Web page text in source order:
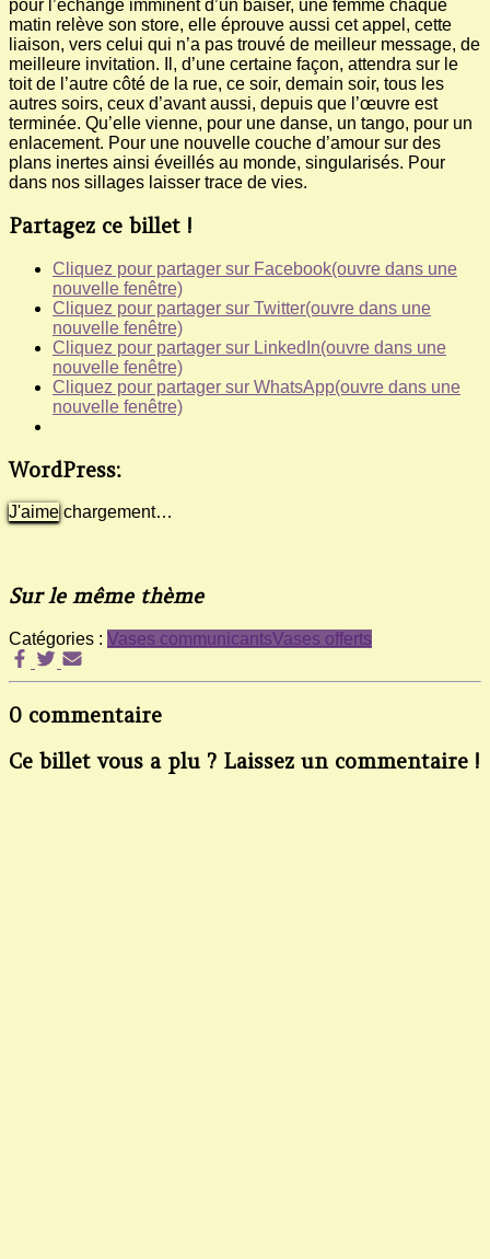
pour l’échange imminent d’un baiser, une femme chaque
matin relève son store, elle éprouve aussi cet appel, cette
liaison, vers celui qui n’a pas trouvé de meilleur message, de
meilleure invitation. Il, d’une certaine façon, attendra sur le
toit de l’autre côté de la rue, ce soir, demain soir, tous les
autres soirs, ceux d’avant aussi, depuis que l’œuvre est
terminée. Qu’elle vienne, pour une danse, un tango, pour un
enlacement. Pour une nouvelle couche d’amour sur des
plans inertes ainsi éveillés au monde, singularisés. Pour
dans nos sillages laisser trace de vies.
Partagez ce billet !
Cliquez pour partager sur Facebook(ouvre dans une
nouvelle fenêtre)
Cliquez pour partager sur Twitter(ouvre dans une
nouvelle fenêtre)
Cliquez pour partager sur LinkedIn(ouvre dans une
nouvelle fenêtre)
Cliquez pour partager sur WhatsApp(ouvre dans une
nouvelle fenêtre)
WordPress:
J'aime chargement…
Sur le même thème
Catégories : Vases communicantsVases offerts
0 commentaire
Ce billet vous a plu ? Laissez un commentaire !